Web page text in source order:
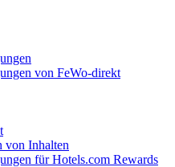
von FeWo-direkt
von Inhalten
für Hotels.com Rewards